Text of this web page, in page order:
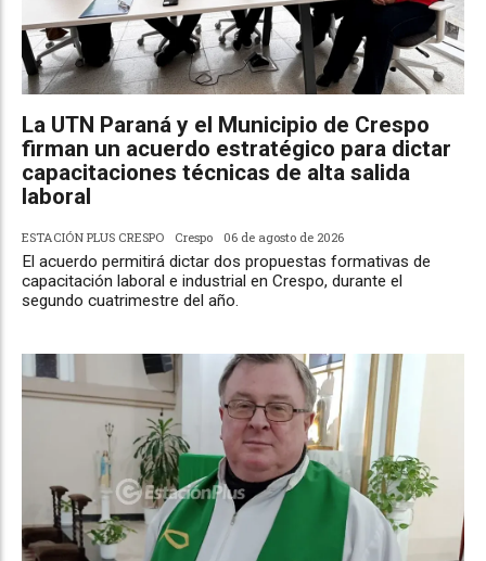
La UTN Paraná y el Municipio de Crespo
firman un acuerdo estratégico para dictar
capacitaciones técnicas de alta salida
laboral
ESTACIÓN PLUS CRESPO Crespo 06 de agosto de 2026
El acuerdo permitirá dictar dos propuestas formativas de
capacitación laboral e industrial en Crespo, durante el
segundo cuatrimestre del año.